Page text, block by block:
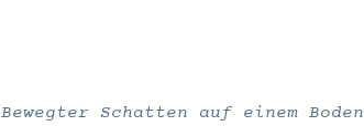
Bewegter Schatten auf einem Boden